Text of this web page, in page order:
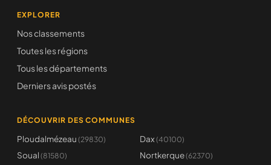
EXPLORER
Nos classements
Toutes les régions
Tous les départements
Derniers avis postés
DÉCOUVRIR DES COMMUNES
Ploudalmézeau (29830) Dax (40100)
Soual (81580) Nortkerque(62370)